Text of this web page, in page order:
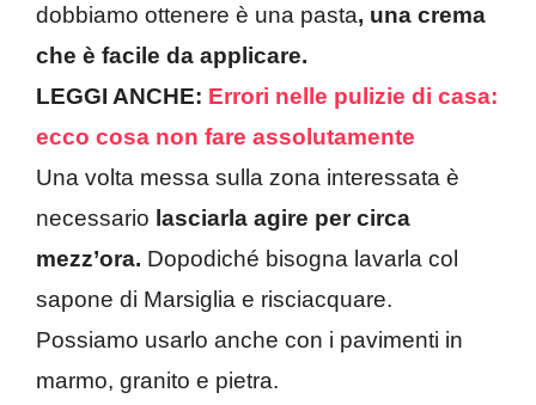
dobbiamo ottenere è una pasta, una crema
che è facile da applicare.
LEGGI ANCHE: Errori nelle pulizie di casa:
ecco cosa non fare assolutamente
Una volta messa sulla zona interessata è
necessario lasciarla agire per circa
mezz’ora. Dopodiché bisogna lavarla col
sapone di Marsiglia e risciacquare.
Possiamo usarlo anche con i pavimenti in
marmo, granito e pietra.